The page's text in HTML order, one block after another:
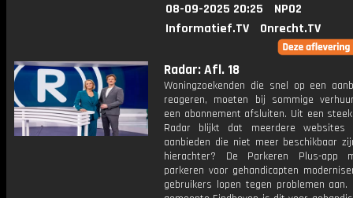
08-09-2025 20:25
NPO2
Informatief.TV
Onrecht.TV
Radar: Afl. 18
Woningzoekenden die snel op een
reageren, moeten bij sommige
een abonnement afsluiten. Uit een
Radar blijkt dat meerdere websites
aanbieden die niet meer beschikbaar
hierachter? De Parkeren Plus-app
parkeren voor gehandicapten
gebruikers lopen tegen problemen aan.